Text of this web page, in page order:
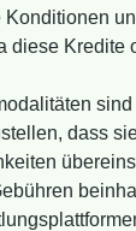
diese Kredite
dass